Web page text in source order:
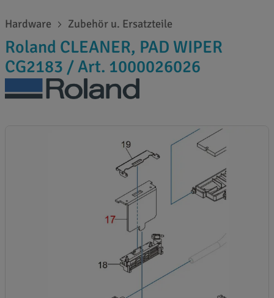
Hardware Zubehör u. Ersatzteile
Roland CLEANER, PAD WIPER
CG2183 / Art. 1000026026